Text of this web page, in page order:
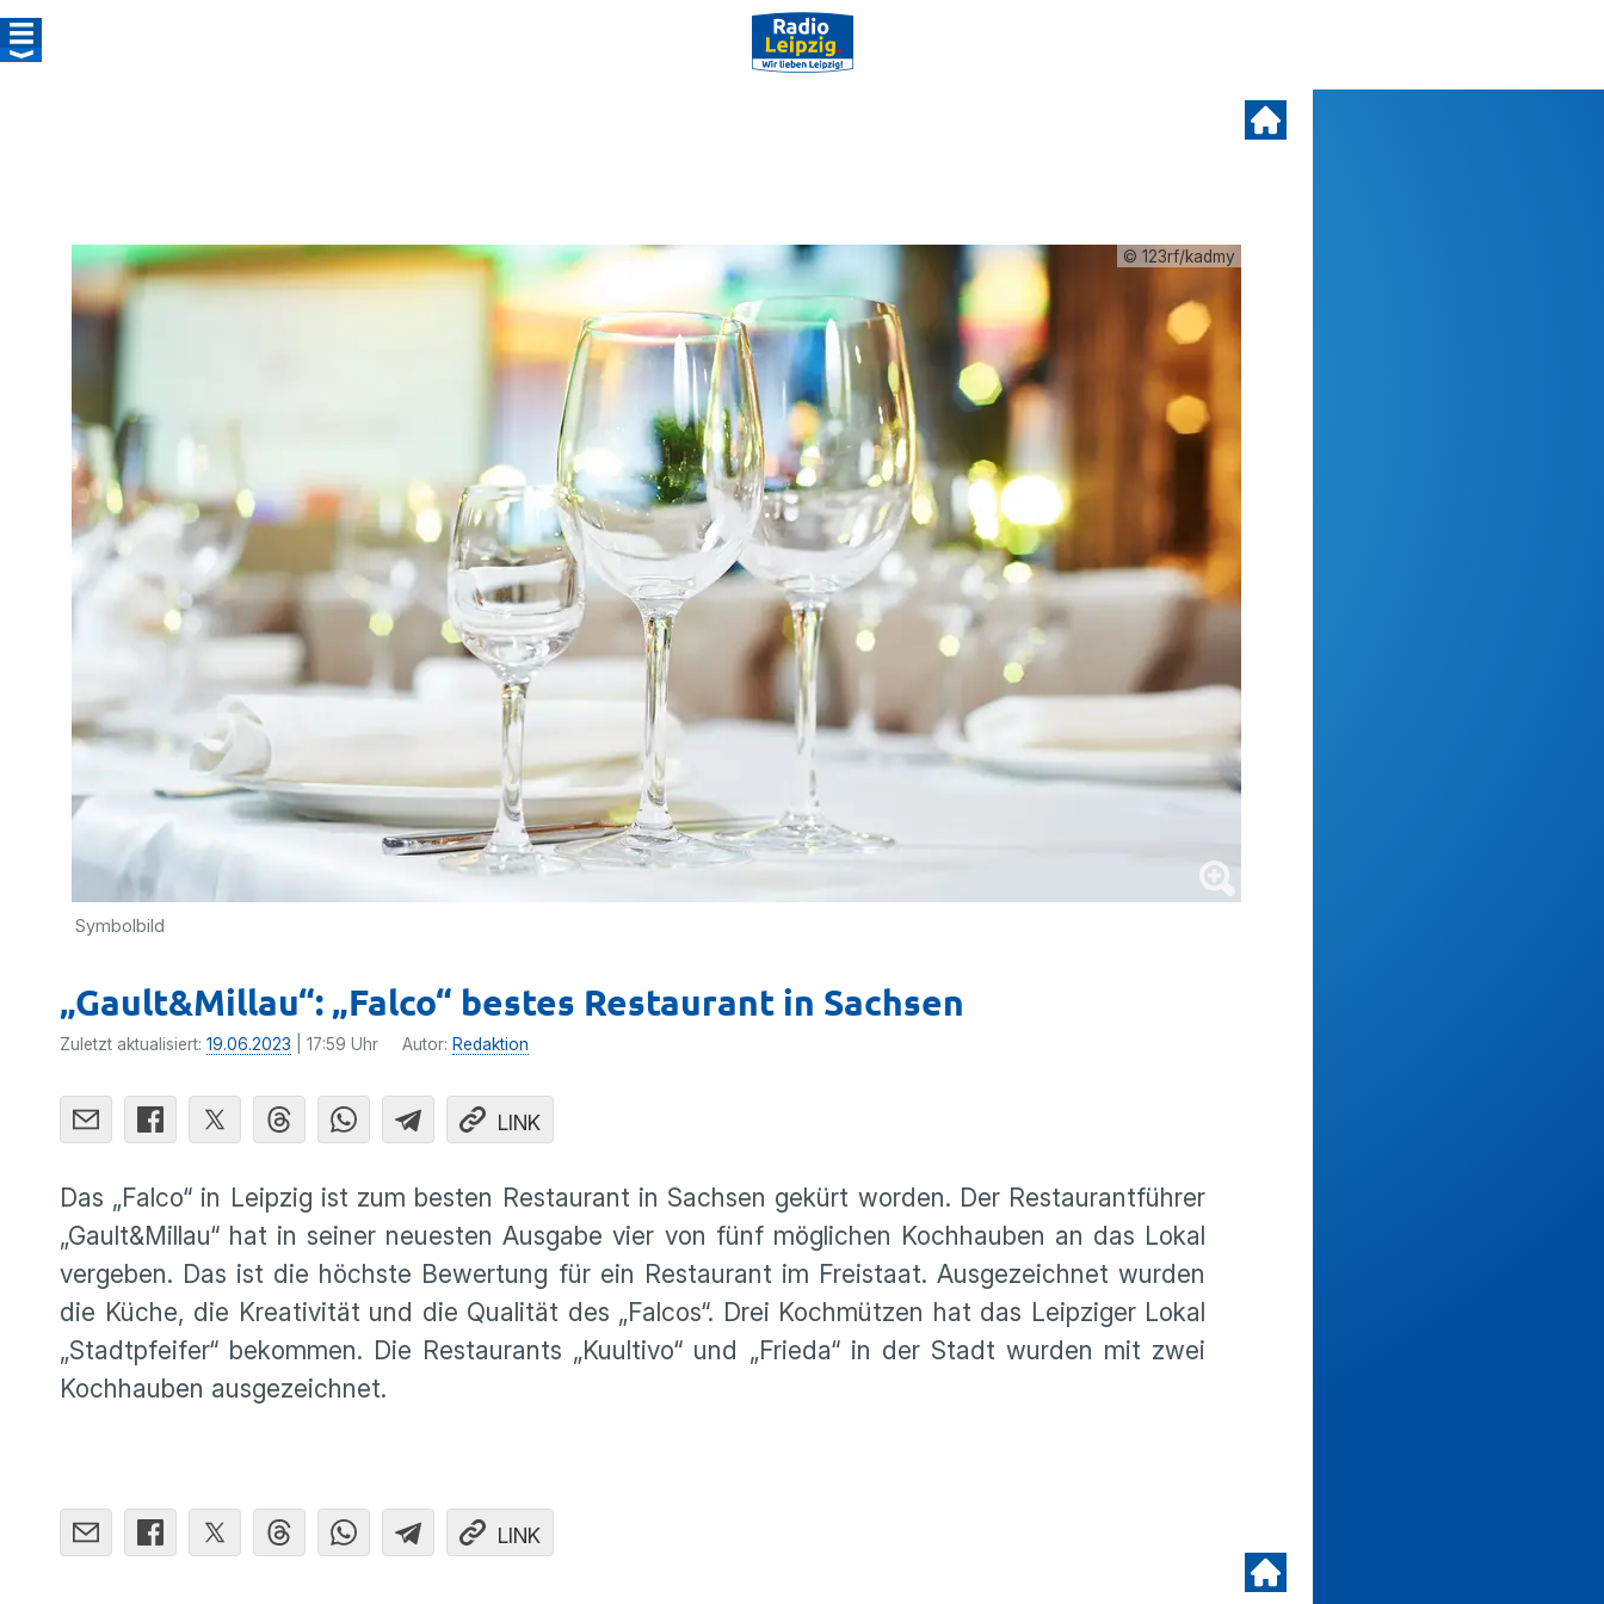
© 123rf/kadmy
Symbolbild
„Gault&Millau“: „Falco“ bestes Restaurant in Sachsen
Zuletzt aktualisiert: 19.06.2023 | 17:59 Uhr Autor: Redaktion
LINK
Das „Falco“ in Leipzig ist zum besten Restaurant in Sachsen gekürt worden. Der Restaurantführer
„Gault&Millau“ hat in seiner neuesten Ausgabe vier von fünf möglichen Kochhauben an das Lokal
vergeben. Das ist die höchste Bewertung für ein Restaurant im Freistaat. Ausgezeichnet wurden
die Küche, die Kreativität und die Qualität des „Falcos“. Drei Kochmützen hat das Leipziger Lokal
„Stadtpfeifer“ bekommen. Die Restaurants „Kuultivo“ und „Frieda“ in der Stadt wurden mit zwei
Kochhauben ausgezeichnet.
LINK